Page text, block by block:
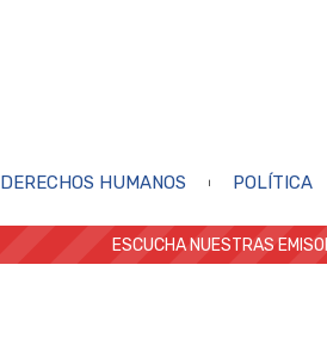
DERECHOS HUMANOS POLÍTICA
ESCUCHA NUESTRAS